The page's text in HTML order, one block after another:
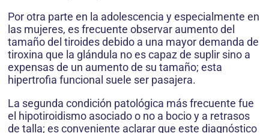
Por otra parte en la adolescencia y especialmente en
las mujeres, es frecuente observar aumento del
tamaño del tiroides debido a una mayor demanda de
tiroxina que la glándula no es capaz de suplir sino a
expensas de un aumento de su tamaño; esta
hipertrofia funcional suele ser pasajera.
La segunda condición patológica más frecuente fue
el hipotiroidismo asociado o no a bocio y a retrasos
de talla; es conveniente aclarar que este diagnóstico